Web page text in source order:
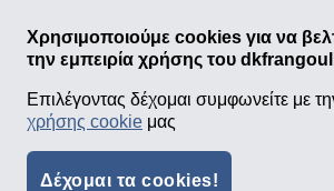
Χρησιμοποιούμε cookies για να
την εμπειρία χρήσης του
Επιλέγοντας δέχομαι συμφωνείτε με
χρήσης cookie μας
Δέχομαι τα cookies!